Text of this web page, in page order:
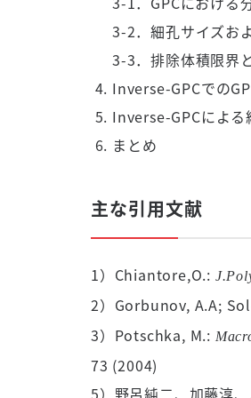
3-2．細孔サイズお
3-3．排除体積限界
Inverse-GPCでの
Inverse-GPCによる
まとめ
主な引用文献
1）Chiantore,O.:
2）Gorbunov, A.A;
3）Potschka, M.:
73 (2004)